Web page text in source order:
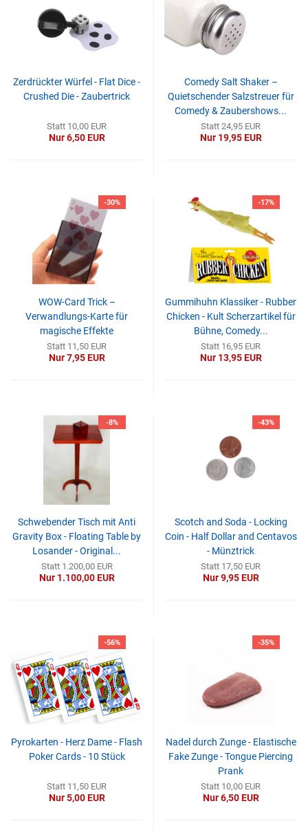
Zerdrückter Würfel - Flat Dice -
Crushed Die - Zaubertrick
Statt 10,00 EUR
Nur 6,50 EUR
Comedy Salt Shaker –
Quietschender Salzstreuer für
Comedy & Zaubershows...
Statt 24,95 EUR
Nur 19,95 EUR
-30%
WOW-Card Trick –
Verwandlungs-Karte für
magische Effekte
Statt 11,50 EUR
Nur 7,95 EUR
-17%
Gummihuhn Klassiker - Rubber
Chicken - Kult Scherzartikel für
Bühne, Comedy...
Statt 16,95 EUR
Nur 13,95 EUR
-8%
Schwebender Tisch mit Anti
Gravity Box - Floating Table by
Losander - Original...
Statt 1.200,00 EUR
Nur 1.100,00 EUR
-43%
Scotch and Soda - Locking
Coin - Half Dollar and Centavos
- Münztrick
Statt 17,50 EUR
Nur 9,95 EUR
-56%
Pyrokarten - Herz Dame - Flash
Poker Cards - 10 Stück
Statt 11,50 EUR
Nur 5,00 EUR
-35%
Nadel durch Zunge - Elastische
Fake Zunge - Tongue Piercing
Prank
Statt 10,00 EUR
Nur 6,50 EUR